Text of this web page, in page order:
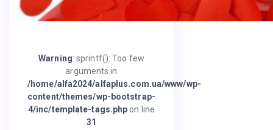
Warning: sprintf(): Too few
arguments in
/home/alfa2024/alfaplus.com.ua/www/wp-
content/themes/wp-bootstrap-
4/inc/template-tags.php on line
31